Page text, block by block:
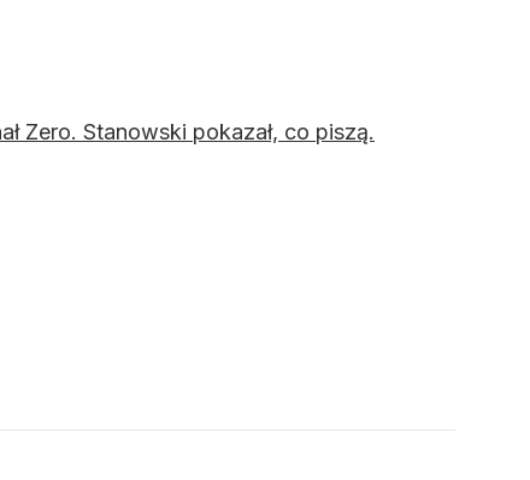
Zero. Stanowski pokazał, co piszą.